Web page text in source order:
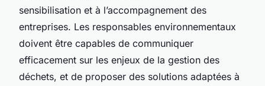
sensibilisation et à l’accompagnement des
entreprises. Les responsables environnementaux
doivent être capables de communiquer
efficacement sur les enjeux de la gestion des
déchets, et de proposer des solutions adaptées à